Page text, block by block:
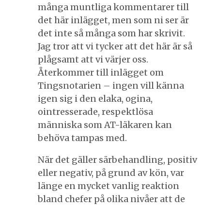
många muntliga kommentarer till
det här inlägget, men som ni ser är
det inte så många som har skrivit.
Jag tror att vi tycker att det här är så
plågsamt att vi värjer oss.
Återkommer till inlägget om
Tingsnotarien – ingen vill känna
igen sig i den elaka, ogina,
ointresserade, respektlösa
människa som AT-läkaren kan
behöva tampas med.
När det gäller särbehandling, positiv
eller negativ, på grund av kön, var
länge en mycket vanlig reaktion
bland chefer på olika nivåer att de